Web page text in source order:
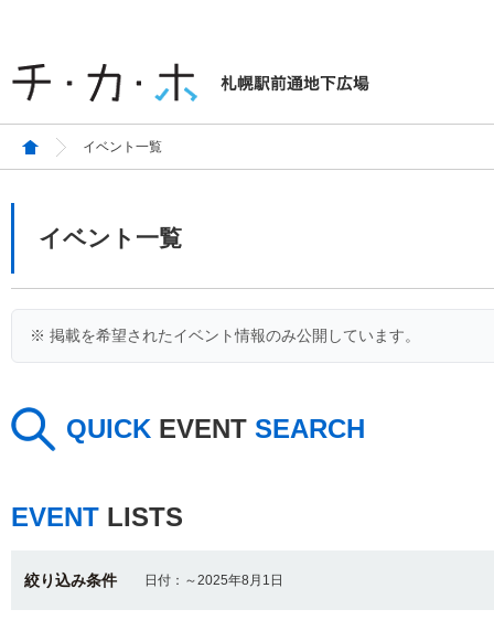
イベント一覧
イベント一覧
※ 掲載を希望されたイベント情報のみ公開しています。
QUICK EVENT SEARCH
EVENT LISTS
絞り込み条件 日付：～2025年8月1日